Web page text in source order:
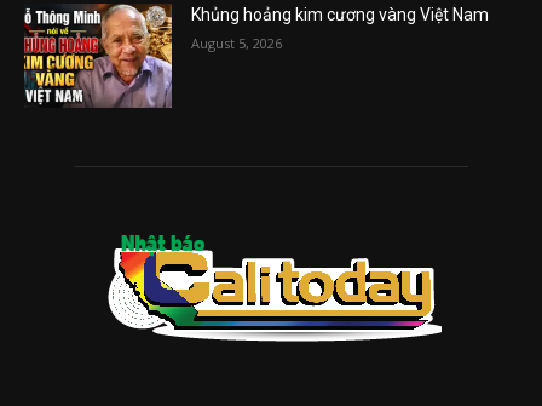
Khủng hoảng kim cương vàng Việt Nam
August 5, 2026